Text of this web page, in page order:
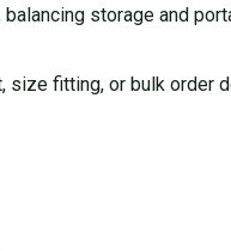
storage and
size fitting, or bulk order